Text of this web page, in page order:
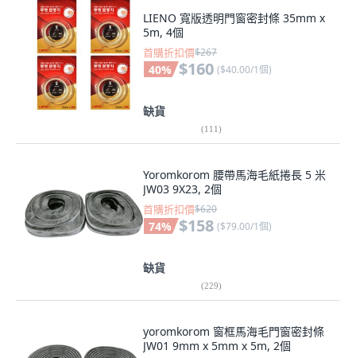
LIENO 寬版透明門窗密封條 35mm x
5m, 4個
首購折扣價$267
40% $160 ($40.00/1個)
缺貨
(111)
Yoromkorom 腰帶馬海毛紙捲長 5 米
JW03 9X23, 2個
首購折扣價$620
74% $158 ($79.00/1個)
缺貨
(229)
yoromkorom 窗框馬海毛門窗密封條
JW01 9mm x 5mm x 5m, 2個